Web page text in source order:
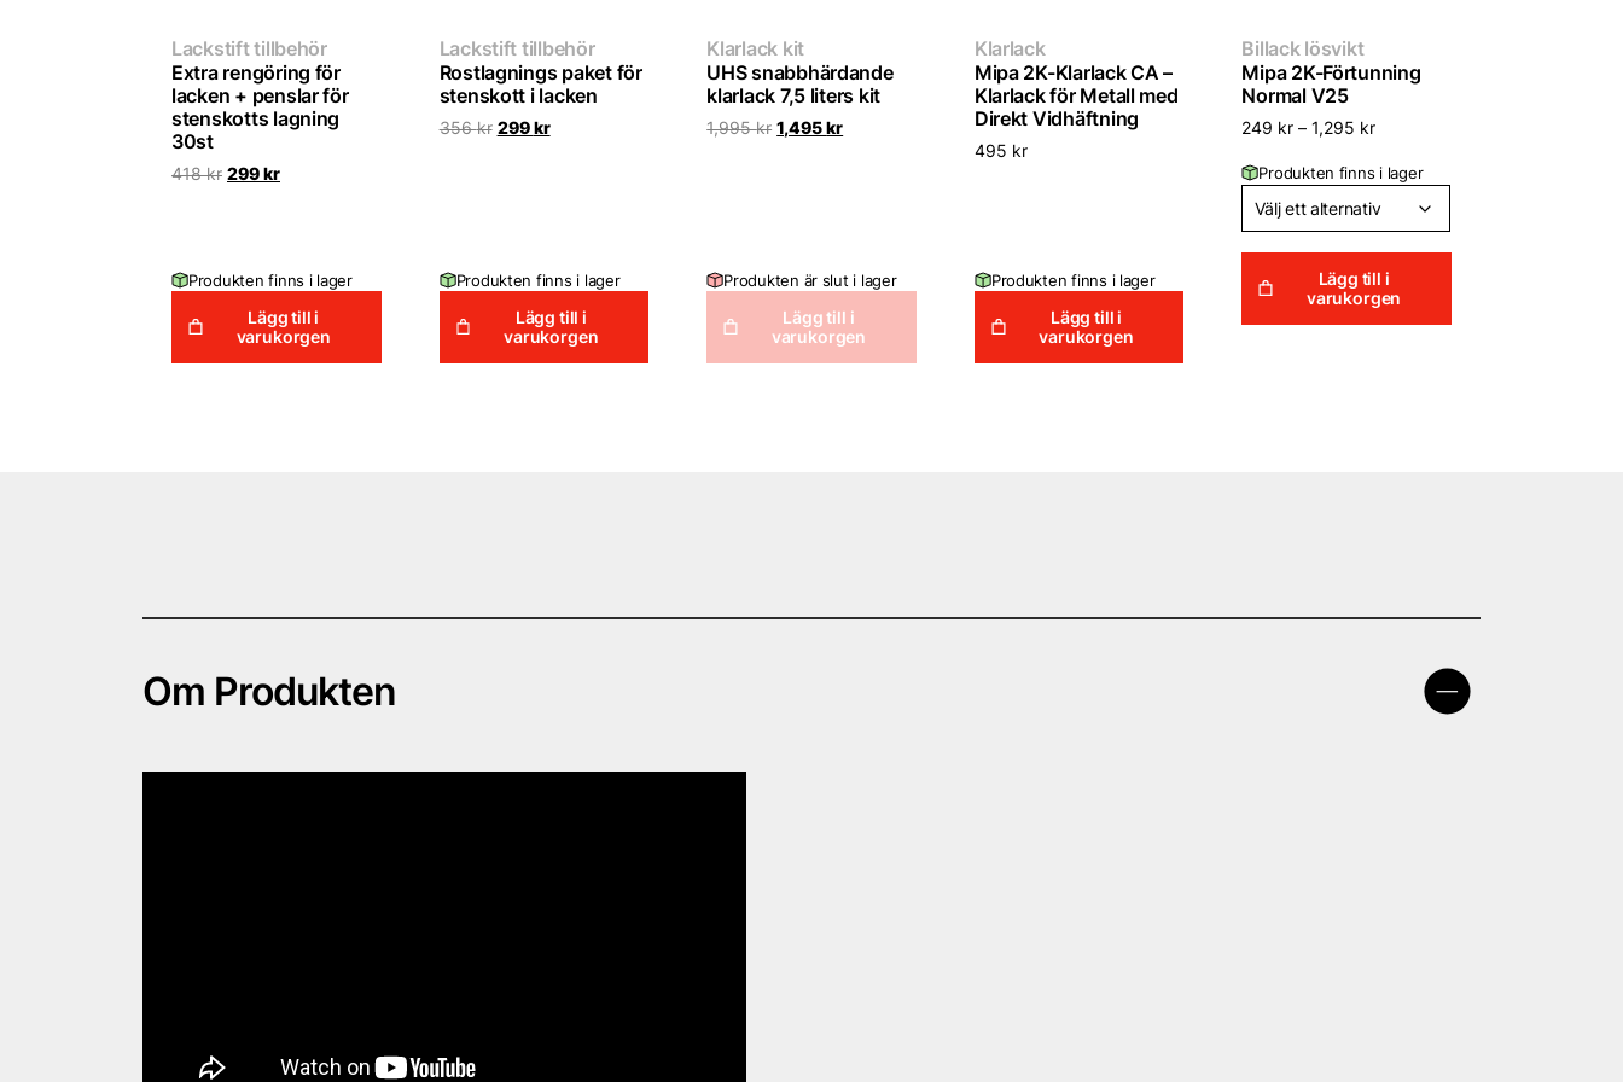
Lackstift tillbehör
Extra rengöring för
lacken + penslar för
stenskotts lagning
30st
418kr Det
299krDet
Produkten finns i lager
Lägg till i
varukorgen
Lackstift tillbehör
Rostlagnings paket för
stenskott i lacken
356kr Det
299krDet
Produkten finns i lager
Lägg till i
varukorgen
Klarlack kit
UHS snabbhärdande
klarlack 7,5 liters kit
1,995kr Det
1,495krDet
Produkten är slut i lager
Lägg till i
varukorgen
Klarlack
Mipa 2K-Klarlack CA –
Klarlack för Metall med
Direkt Vidhäftning
495 kr
Produkten finns i lager
Lägg till i
varukorgen
Billack lösvikt
Mipa 2K-Förtunning
Normal V25
249 kr –1,295 kr
Produkten finns i lager
Lägg till i
varukorgen
Om Produkten